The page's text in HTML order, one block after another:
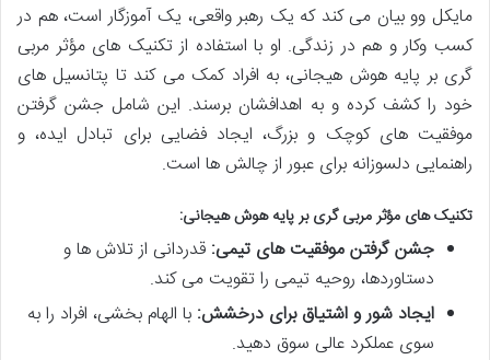
مایکل وو بیان می کند که یک رهبر واقعی، یک آموزگار است، هم در
کسب وکار و هم در زندگی. او با استفاده از تکنیک های مؤثر مربی
گری بر پایه هوش هیجانی، به افراد کمک می کند تا پتانسیل های
خود را کشف کرده و به اهدافشان برسند. این شامل جشن گرفتن
موفقیت های کوچک و بزرگ، ایجاد فضایی برای تبادل ایده، و
راهنمایی دلسوزانه برای عبور از چالش ها است.
تکنیک های مؤثر مربی گری بر پایه هوش هیجانی:
جشن گرفتن موفقیت های تیمی: قدردانی از تلاش ها و
دستاوردها، روحیه تیمی را تقویت می کند.
ایجاد شور و اشتیاق برای درخشش: با الهام بخشی، افراد را به
سوی عملکرد عالی سوق دهید.